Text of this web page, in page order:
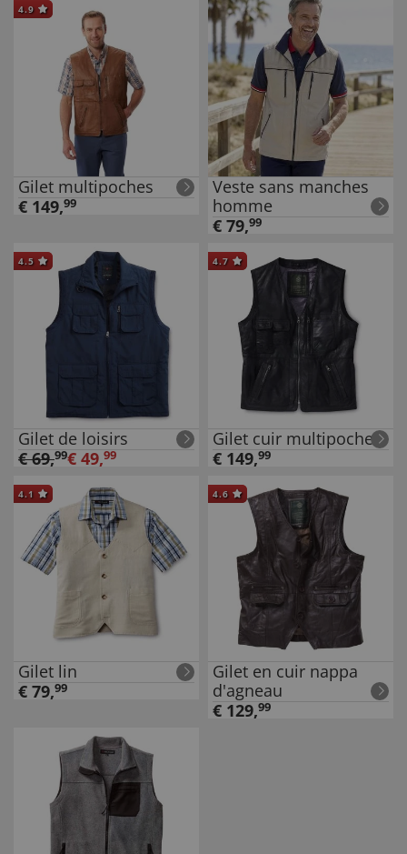
4.9
Gilet multipoches
€ 149,99
Veste sans manches
homme
€ 79,99
4.5
Gilet de loisirs
€69,99€ 49,99
4.7
Gilet cuir multipoches
€ 149,99
4.1
Gilet lin
€ 79,99
4.6
Gilet en cuir nappa
d'agneau
€ 129,99